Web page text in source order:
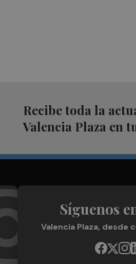
Recibe toda la
Valencia Plaza en
Síguenos
Valencia Plaza, desde